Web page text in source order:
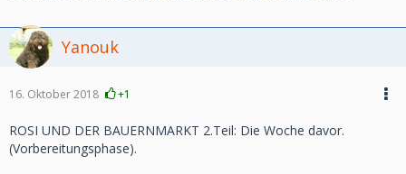
Yanouk
16. Oktober 2018 +1
ROSI UND DER BAUERNMARKT 2.Teil: Die Woche davor.
(Vorbereitungsphase).